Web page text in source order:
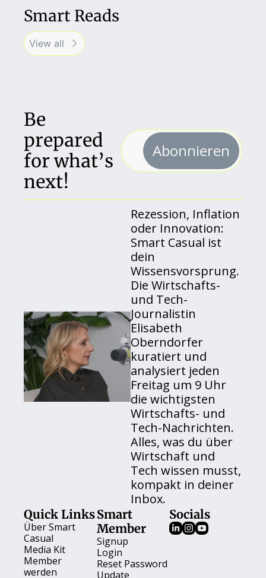
Smart Reads
View all
Be
prepared
for what’s
next!
Abonnieren
Rezession, Inflation
oder Innovation:
Smart Casual ist
dein
Wissensvorsprung.
Die Wirtschafts-
und Tech-
Journalistin
Elisabeth
Oberndorfer
kuratiert und
analysiert jeden
Freitag um 9 Uhr
die wichtigsten
Wirtschafts- und
Tech-Nachrichten.
Alles, was du über
Wirtschaft und
Tech wissen musst,
kompakt in deiner
Inbox.
Quick Links
Über Smart
Casual
Media Kit
Member
werden
Smart
Member
Signup
Login
Reset Password
Update
Socials